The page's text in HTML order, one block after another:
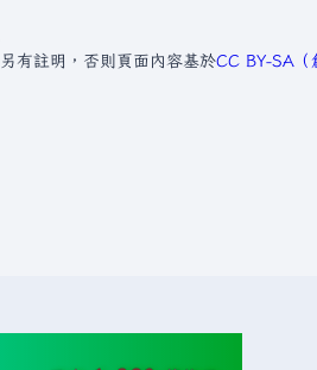
有註明，否則頁面內容基於CC BY-SA（